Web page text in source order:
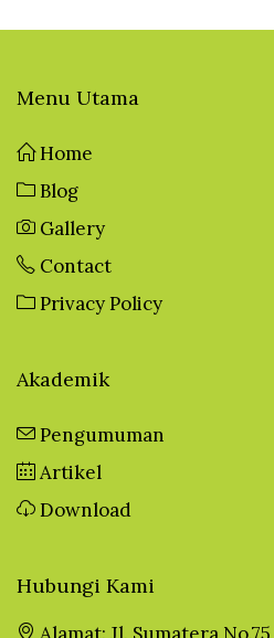
Menu Utama
Home
Blog
Gallery
Contact
Privacy Policy
Akademik
Pengumuman
Artikel
Download
Hubungi Kami